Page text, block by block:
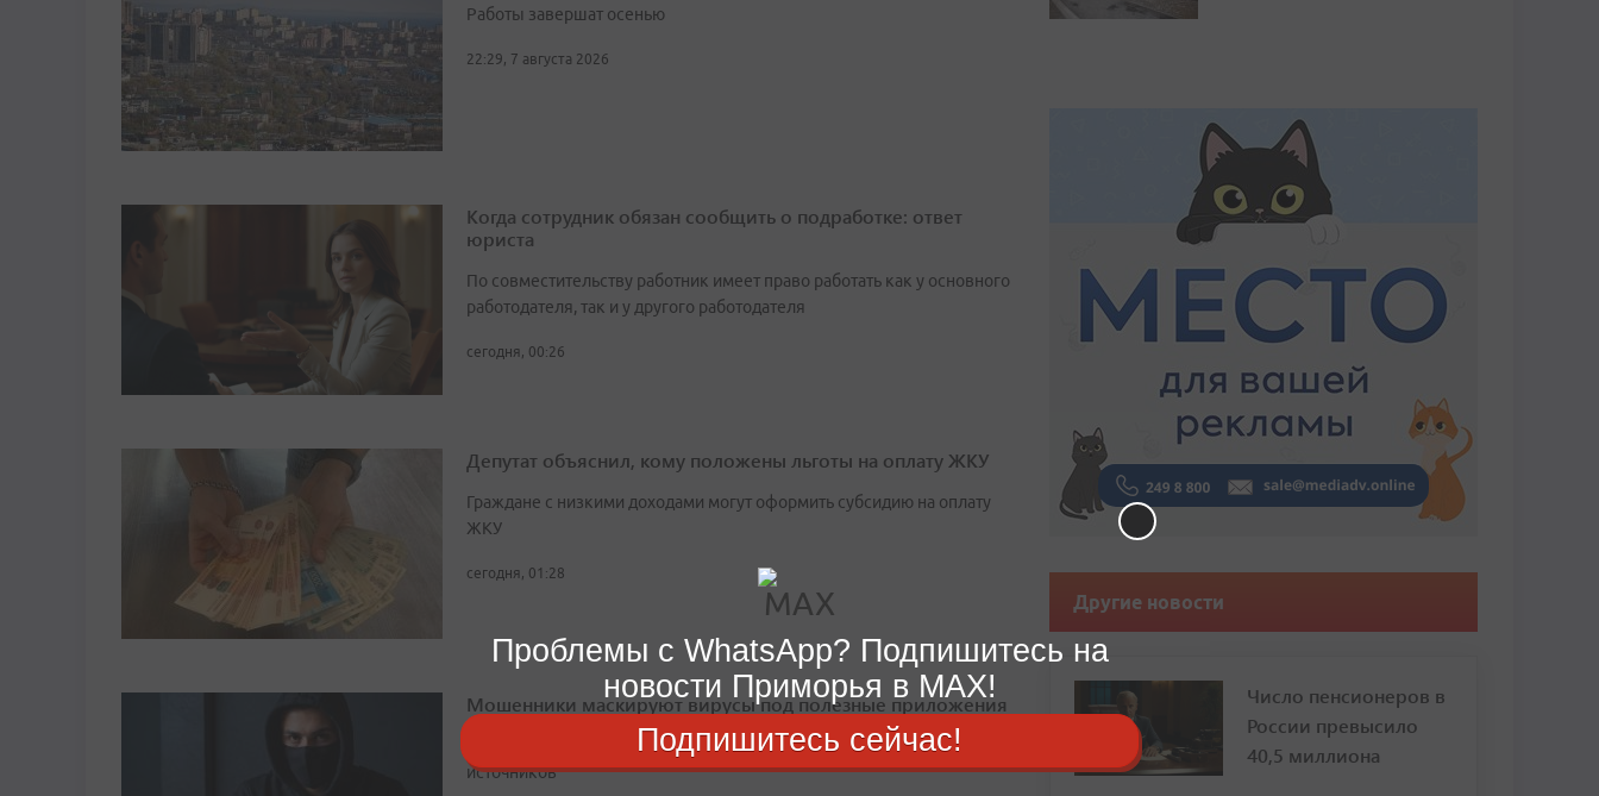
Работы завершат осенью
22:29, 7 августа 2026
Когда сотрудник обязан сообщить о подработке: ответ
юриста
По совместительству работник имеет право работать как у основного
работодателя, так и у другого работодателя
сегодня, 00:26
Депутат объяснил, кому положены льготы на оплату ЖКУ
Граждане с низкими доходами могут оформить субсидию на оплату
ЖКУ
сегодня, 01:28
Мошенники маскируют вирусы под полезные приложения
Вредоносный файл может скрываться в APK из сторонних
источников
Другие новости
Число пенсионеров в
России превысило
40,5 миллиона
Проблемы с WhatsApp? Подпишитесь на
новости Приморья в MAX!
Подпишитесь сейчас!